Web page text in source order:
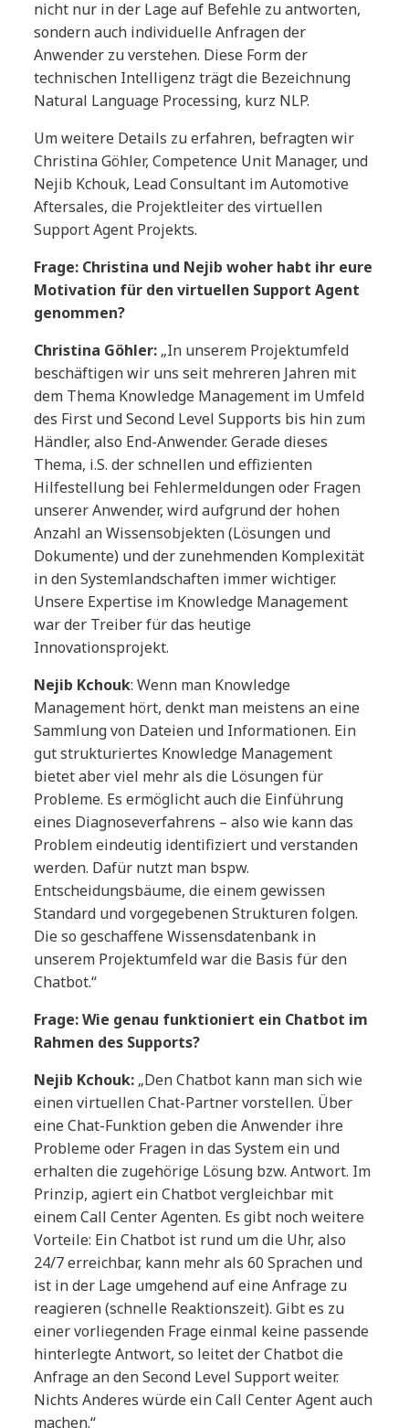
nicht nur in der Lage auf Befehle zu antworten,
sondern auch individuelle Anfragen der
Anwender zu verstehen. Diese Form der
technischen Intelligenz trägt die Bezeichnung
Natural Language Processing, kurz NLP.
Um weitere Details zu erfahren, befragten wir
Christina Göhler, Competence Unit Manager, und
Nejib Kchouk, Lead Consultant im Automotive
Aftersales, die Projektleiter des virtuellen
Support Agent Projekts.
Frage: Christina und Nejib woher habt ihr eure
Motivation für den virtuellen Support Agent
genommen?
Christina Göhler: „In unserem Projektumfeld
beschäftigen wir uns seit mehreren Jahren mit
dem Thema Knowledge Management im Umfeld
des First und Second Level Supports bis hin zum
Händler, also End-Anwender. Gerade dieses
Thema, i.S. der schnellen und effizienten
Hilfestellung bei Fehlermeldungen oder Fragen
unserer Anwender, wird aufgrund der hohen
Anzahl an Wissensobjekten (Lösungen und
Dokumente) und der zunehmenden Komplexität
in den Systemlandschaften immer wichtiger.
Unsere Expertise im Knowledge Management
war der Treiber für das heutige
Innovationsprojekt.
Nejib Kchouk: Wenn man Knowledge
Management hört, denkt man meistens an eine
Sammlung von Dateien und Informationen. Ein
gut strukturiertes Knowledge Management
bietet aber viel mehr als die Lösungen für
Probleme. Es ermöglicht auch die Einführung
eines Diagnoseverfahrens – also wie kann das
Problem eindeutig identifiziert und verstanden
werden. Dafür nutzt man bspw.
Entscheidungsbäume, die einem gewissen
Standard und vorgegebenen Strukturen folgen.
Die so geschaffene Wissensdatenbank in
unserem Projektumfeld war die Basis für den
Chatbot.“
Frage: Wie genau funktioniert ein Chatbot im
Rahmen des Supports?
Nejib Kchouk: „Den Chatbot kann man sich wie
einen virtuellen Chat-Partner vorstellen. Über
eine Chat-Funktion geben die Anwender ihre
Probleme oder Fragen in das System ein und
erhalten die zugehörige Lösung bzw. Antwort. Im
Prinzip, agiert ein Chatbot vergleichbar mit
einem Call Center Agenten. Es gibt noch weitere
Vorteile: Ein Chatbot ist rund um die Uhr, also
24/7 erreichbar, kann mehr als 60 Sprachen und
ist in der Lage umgehend auf eine Anfrage zu
reagieren (schnelle Reaktionszeit). Gibt es zu
einer vorliegenden Frage einmal keine passende
hinterlegte Antwort, so leitet der Chatbot die
Anfrage an den Second Level Support weiter.
Nichts Anderes würde ein Call Center Agent auch
machen.“